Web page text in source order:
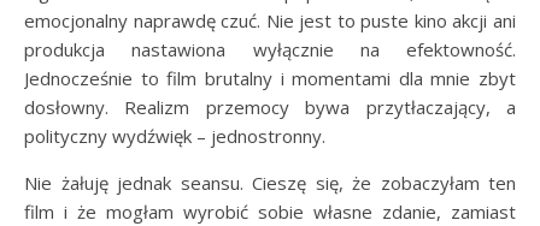
emocjonalny naprawdę czuć. Nie jest to puste kino akcji ani
produkcja nastawiona wyłącznie na efektowność.
Jednocześnie to film brutalny i momentami dla mnie zbyt
dosłowny. Realizm przemocy bywa przytłaczający, a
polityczny wydźwięk – jednostronny.
Nie żałuję jednak seansu. Cieszę się, że zobaczyłam ten
film i że mogłam wyrobić sobie własne zdanie, zamiast